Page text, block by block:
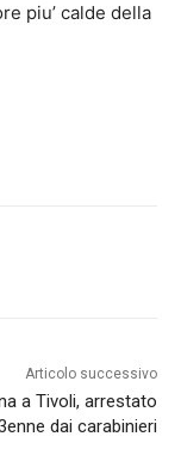
piu’ calde della
Articolo successivo
a Tivoli, arrestato
dai carabinieri